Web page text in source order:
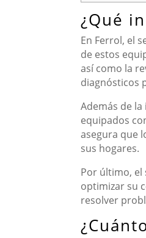
¿Qué
En Ferrol, el
de estos
así como la
diagnósticos
Además de
equipados
asegura que
sus hogares.
Por último, el
optimizar su
resolver